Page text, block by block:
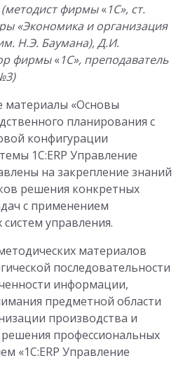
(методист фирмы«1С», ст.
«Экономика и организация
Н.Э. Баумана), Д.И.
фирмы«1С», преподаватель
материалы «Основы
планирования с
конфигурации
1С:ERP Управление
на закрепление знаний
решения конкретных
с применением
управления.
материалов
последовательности
информации,
предметной области
производства и
профессиональных
«1С:ERP Управление